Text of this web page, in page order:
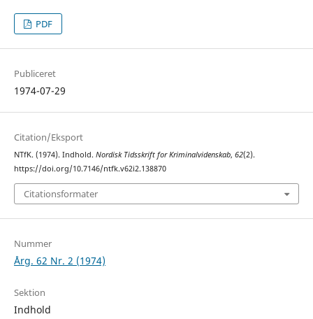
PDF
Publiceret
1974-07-29
Citation/Eksport
NTfK. (1974). Indhold. Nordisk Tidsskrift for Kriminalvidenskab, 62(2).
https://doi.org/10.7146/ntfk.v62i2.138870
Citationsformater
Nummer
Årg. 62 Nr. 2 (1974)
Sektion
Indhold